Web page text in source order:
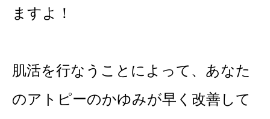
ますよ！
肌活を行なうことによって、あなた
のアトピーのかゆみが早く改善して